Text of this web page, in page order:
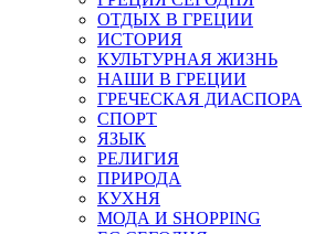
ОТДЫХ В ГРЕЦИИ
ИСТОРИЯ
КУЛЬТУРНАЯ ЖИЗНЬ
НАШИ В ГРЕЦИИ
ГРЕЧЕСКАЯ ДИАСПОРА
СПОРТ
ЯЗЫК
РЕЛИГИЯ
ПРИРОДА
КУХНЯ
МОДА И SHOPPING